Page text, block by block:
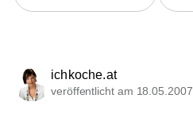
ichkoche.at
veröffentlicht am 18.05.2007